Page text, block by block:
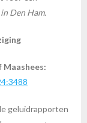
Den Ham.
geluidrapporten